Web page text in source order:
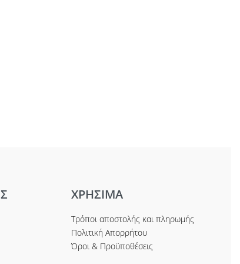
ΧΡΗΣΙΜΑ
Τρόποι αποστολής και πληρωμής
Πολιτική Απορρήτου
Όροι & Προϋποθέσεις